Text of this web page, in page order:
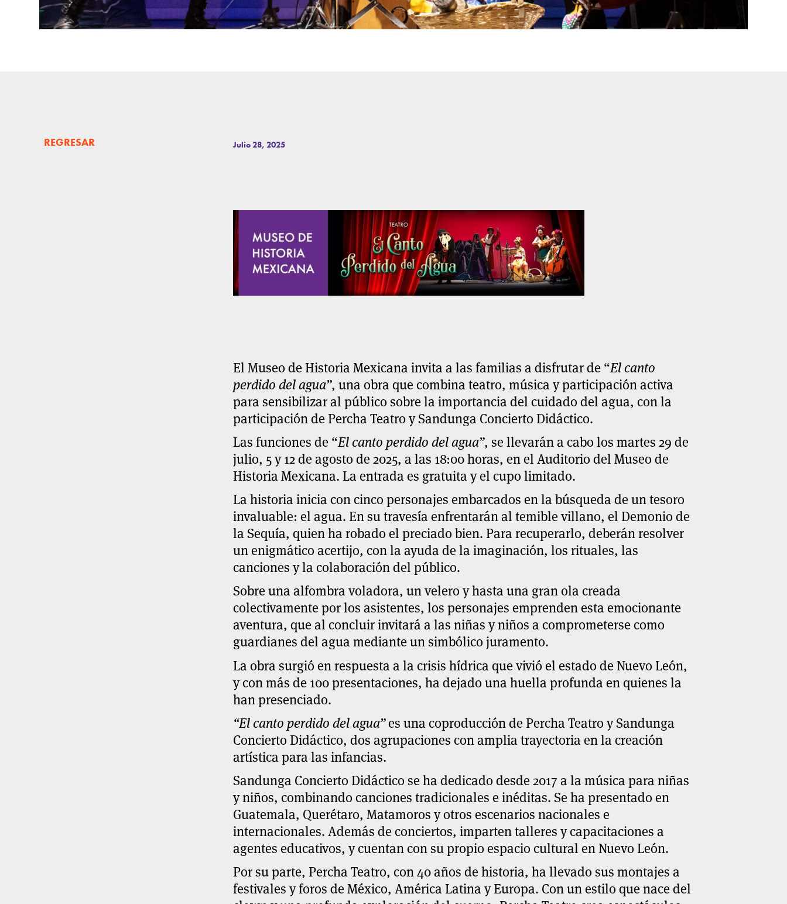
REGRESAR Julio 28, 2025
El Museo de Historia Mexicana invita a las familias a disfrutar de “El canto
perdido del agua”, una obra que combina teatro, música y participación activa
para sensibilizar al público sobre la importancia del cuidado del agua, con la
participación dePercha Teatro ySandunga Concierto Didáctico.
Las funciones de “El canto perdido del agua”, se llevarán a cabo los martes 29 de
julio, 5 y 12 de agosto de 2025, a las 18:00 horas, en el Auditorio del Museo de
Historia Mexicana. La entrada es gratuita y el cupo limitado.
La historia inicia con cinco personajes embarcados en la búsqueda de un tesoro
invaluable: el agua. En su travesía enfrentarán al temible villano, el Demonio de
la Sequía, quien ha robado el preciado bien. Para recuperarlo, deberán resolver
un enigmático acertijo, con la ayuda de la imaginación, los rituales, las
canciones y la colaboración del público.
Sobre una alfombra voladora, un velero y hasta una gran ola creada
colectivamente por los asistentes, los personajes emprenden esta emocionante
aventura, que al concluir invitará a las niñas y niños a comprometerse como
guardianes del agua mediante un simbólico juramento.
La obra surgió en respuesta a la crisis hídrica que vivió el estado de Nuevo León,
y con más de 100 presentaciones, ha dejado una huella profunda en quienes la
han presenciado.
“El canto perdido del agua”es una coproducción dePercha Teatro ySandunga
Concierto Didáctico, dos agrupaciones con amplia trayectoria en la creación
artística para las infancias.
Sandunga Concierto Didáctico se ha dedicado desde 2017 a la música para niñas
y niños, combinando canciones tradicionales e inéditas. Se ha presentado en
Guatemala, Querétaro, Matamoros y otros escenarios nacionales e
internacionales. Además de conciertos, imparten talleres y capacitaciones a
agentes educativos, y cuentan con su propio espacio cultural en Nuevo León.
Por su parte, Percha Teatro, con 40 años de historia, ha llevado sus montajes a
festivales y foros de México, América Latina y Europa. Con un estilo que nace del